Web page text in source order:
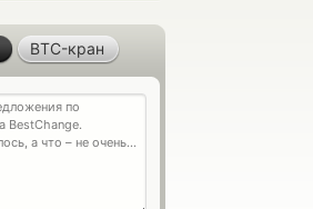
BTC-кран